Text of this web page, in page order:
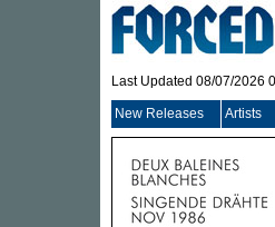
Last Updated 08/07/2026
New Releases Artists